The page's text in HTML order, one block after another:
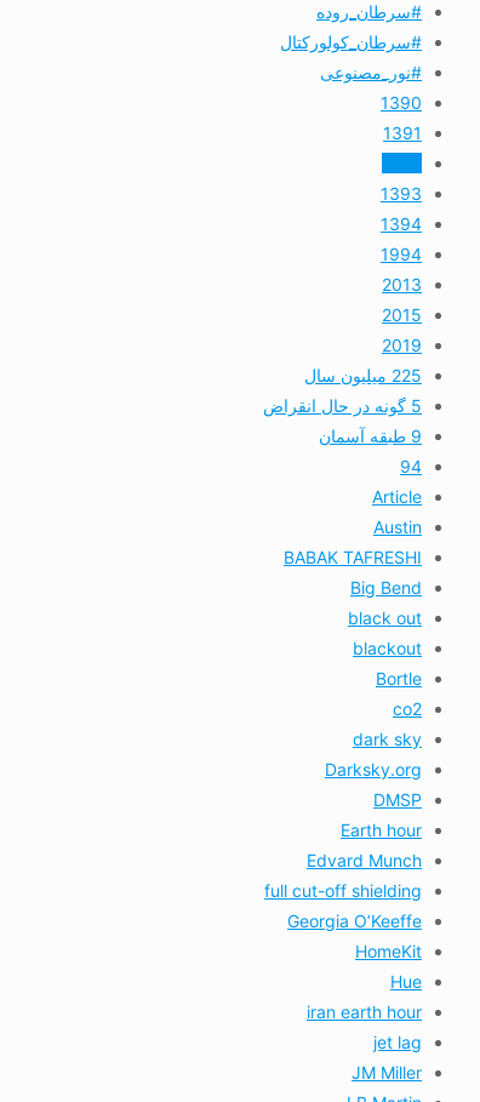
#سرطان_روده
#سرطان_کولورکتال
#نور_مصنوعی
1390
1391
1393
1394
1994
2013
2015
2019
225 میلیون سال
5 گونه در حال انقراض
9 طبقه آسمان
94
Article
Austin
BABAK TAFRESHI
Big Bend
black out
blackout
Bortle
co2
dark sky
Darksky.org
DMSP
Earth hour
Edvard Munch
full cut-off shielding
Georgia O’Keeffe
HomeKit
Hue
iran earth hour
jet lag
JM Miller